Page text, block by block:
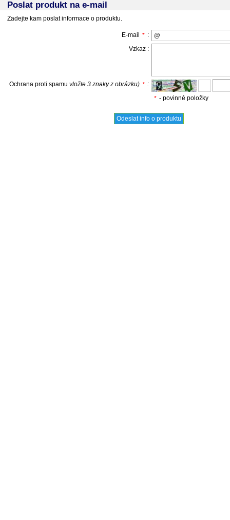
Poslat produkt na e-mail
Zadejte kam poslat informace o produktu.
E-mail * :
Vzkaz :
Ochrana proti spamu vložte 3 znaky z obrázku) * :
* - povinné položky